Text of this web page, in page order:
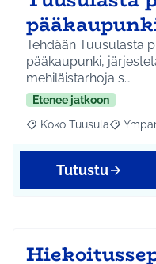
Tehdään Tuusulasta
pääkaupunki,
mehiläistarhoja s…
Etenee jatkoon
Rajaa tulokset aihepiirin
Koko Tuusula Rajaa
Tutustu